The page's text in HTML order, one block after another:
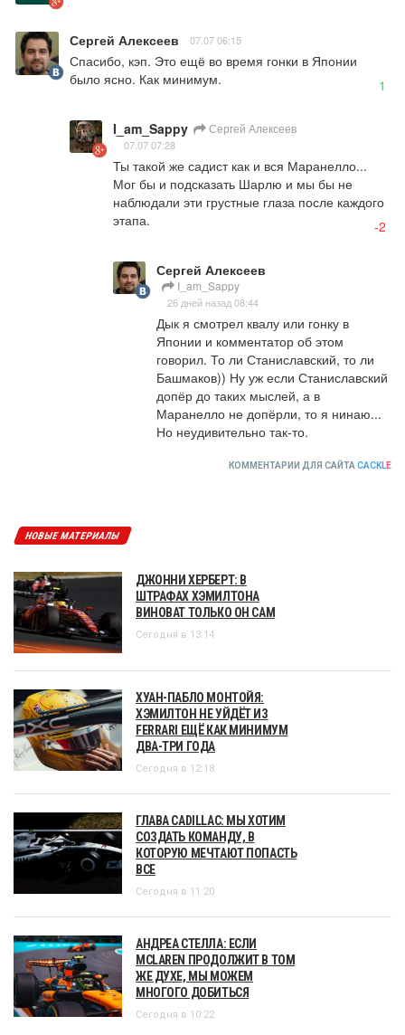
Сергей Алексеев 07.07 06:15
Спасибо, кэп. Это ещё во время гонки в Японии
было ясно. Как минимум.
1
I_am_Sappy Сергей Алексеев
07.07 07:28
Ты такой же садист как и вся Маранелло...
Мог бы и подсказать Шарлю и мы бы не
наблюдали эти грустные глаза после каждого
этапа.
-2
Сергей Алексеев
I_am_Sappy
26 дней назад 08:44
Дык я смотрел квалу или гонку в
Японии и комментатор об этом
говорил. То ли Станиславский, то ли
Башмаков)) Ну уж если Станиславский
допёр до таких мыслей, а в
Маранелло не допёрли, то я нинаю...
Но неудивительно так-то.
КОММЕНТАРИИ ДЛЯ САЙТА CACKLE
НОВЫЕ МАТЕРИАЛЫ
ДЖОННИ ХЕРБЕРТ: В
ШТРАФАХ ХЭМИЛТОНА
ВИНОВАТ ТОЛЬКО ОН САМ
Сегодня в 13:14
ХУАН-ПАБЛО МОНТОЙЯ:
ХЭМИЛТОН НЕ УЙДЁТ ИЗ
FERRARI ЕЩЁ КАК МИНИМУМ
ДВА-ТРИ ГОДА
Сегодня в 12:18
ГЛАВА CADILLAC: МЫ ХОТИМ
СОЗДАТЬ КОМАНДУ, В
КОТОРУЮ МЕЧТАЮТ ПОПАСТЬ
ВСЕ
Сегодня в 11:20
АНДРЕА СТЕЛЛА: ЕСЛИ
MCLAREN ПРОДОЛЖИТ В ТОМ
ЖЕ ДУХЕ, МЫ МОЖЕМ
МНОГОГО ДОБИТЬСЯ
Сегодня в 10:22